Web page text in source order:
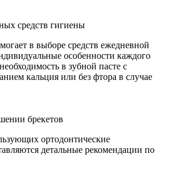
средств гигиены
в выборе средств ежедневной
особенности каждого
в зубной пасте с
кальция или без фтора в случае
брекетов
ортодонтические
детальные рекомендации по